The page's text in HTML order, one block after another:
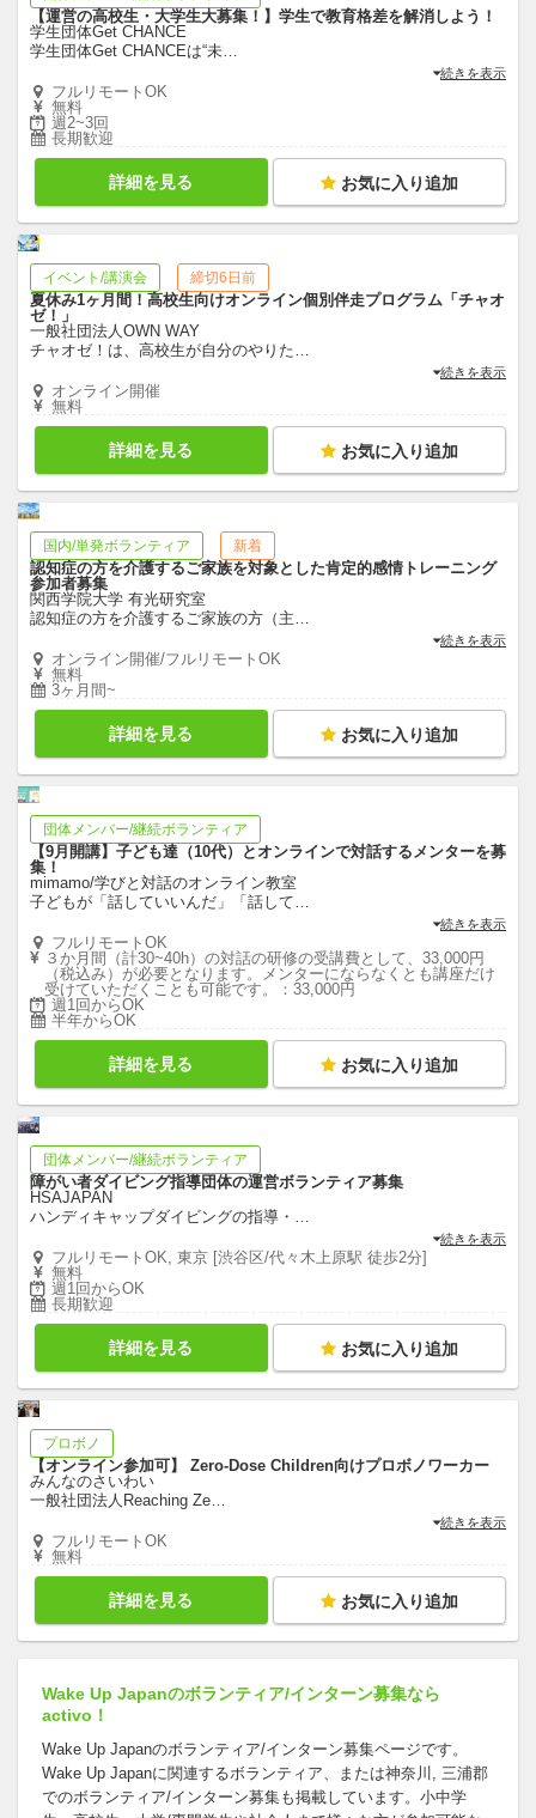
【運営の高校生・大学生大募集！】学生で教育格差を解消しよう！
学生団体Get CHANCE
学生団体Get CHANCEは“未
続きを表示
フルリモートOK
無料
週2~3回
長期歓迎
詳細を見る お気に入り追加
イベント/講演会 締切6日前
夏休み1ヶ月間！高校生向けオンライン個別伴走プログラム「チャオ
ゼ！」
一般社団法人OWN WAY
チャオゼ！は、高校生が自分のやりた
続きを表示
オンライン開催
無料
詳細を見る お気に入り追加
国内/単発ボランティア 新着
認知症の方を介護するご家族を対象とした肯定的感情トレーニング
参加者募集
関西学院大学 有光研究室
認知症の方を介護するご家族の方（主
続きを表示
オンライン開催/フルリモートOK
無料
3ヶ月間~
詳細を見る お気に入り追加
団体メンバー/継続ボランティア
【9月開講】子ども達（10代）とオンラインで対話するメンターを募
集！
mimamo/学びと対話のオンライン教室
子どもが「話していいんだ」「話して
続きを表示
フルリモートOK
３か月間（計30~40h）の対話の研修の受講費として、33,000円
（税込み）が必要となります。メンターにならなくとも講座だけ
受けていただくことも可能です。：33,000円
週1回からOK
半年からOK
詳細を見る お気に入り追加
団体メンバー/継続ボランティア
障がい者ダイビング指導団体の運営ボランティア募集
HSAJAPAN
ハンディキャップダイビングの指導・ …
続きを表示
フルリモートOK, 東京 [渋谷区/代々木上原駅 徒歩2分]
無料
週1回からOK
長期歓迎
詳細を見る お気に入り追加
プロボノ
【オンライン参加可】 Zero-Dose Children向けプロボノワーカー
みんなのさいわい
一般社団法人Reaching Ze…
続きを表示
フルリモートOK
無料
詳細を見る お気に入り追加
Wake Up Japanのボランティア/インターン募集なら
activo！
Wake Up Japanのボランティア/インターン募集ページです。
Wake Up Japanに関連するボランティア、または神奈川, 三浦郡
でのボランティア/インターン募集も掲載しています。小中学